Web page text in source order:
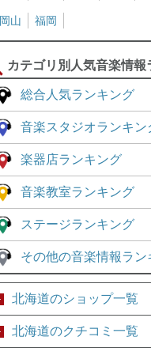
岡山 福岡
カテゴリ別人気音楽情報
総合人気ランキング
音楽スタジオランキン
楽器店ランキング
音楽教室ランキング
ステージランキング
その他の音楽情報ラン
北海道のショップ一覧
北海道のクチコミ一覧